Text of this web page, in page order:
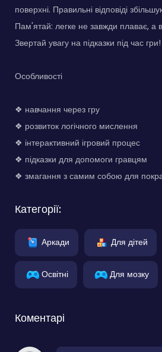
поверхні. Правильні відповіді
Пам'ятай: легке не завжди плаває, а
Звертай увагу на підказки під час гри!
Особливості
❖ навчання через гру
❖ розвиток логічного мислення
❖ інтерактивний ігровий процес
❖ підказки для допомоги гравцям
❖ змагання з самим собою для
Категорії:
Аркади Для дітей
Освітні Для мозку
Коментарі